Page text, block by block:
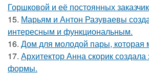
Горшковой и её постоянных
15. Марьям и Антон Разуваевы
интересным и функциональным.
16. Дом для молодой пары, которая
17. Архитектор Анна скорик
формы.